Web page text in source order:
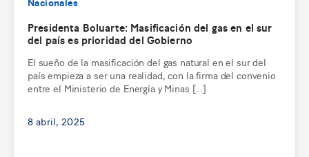
Presidenta Boluarte: Masificación del gas en el sur
del país es prioridad del Gobierno
El sueño de la masificación del gas natural en el sur del
país empieza a ser una realidad, con la firma del convenio
entre el Ministerio de Energía y Minas […]
8 abril, 2025